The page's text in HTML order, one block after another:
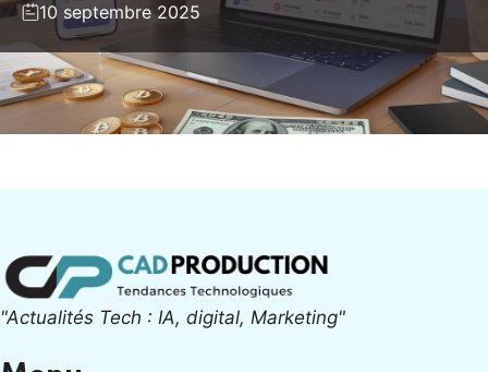
10 septembre 2025
"Actualités Tech : IA, digital, Marketing"